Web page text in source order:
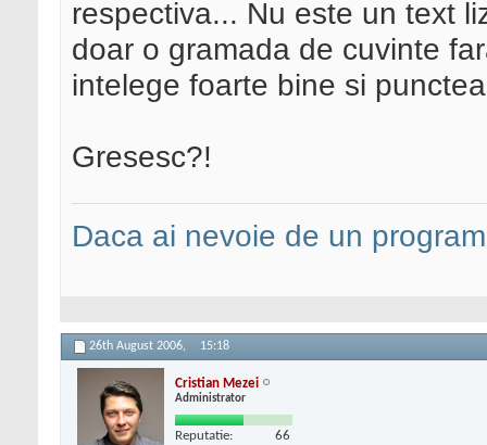
respectiva... Nu este un text
doar o gramada de cuvinte
intelege foarte bine si
Gresesc?!
Daca ai nevoie de un
26th August 2006, 15:18
Cristian Mezei
Administrator
Reputatie: 66